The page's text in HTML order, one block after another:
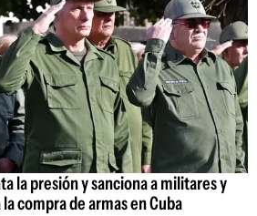
la presión y sanciona a militares y
compra de armas en Cuba